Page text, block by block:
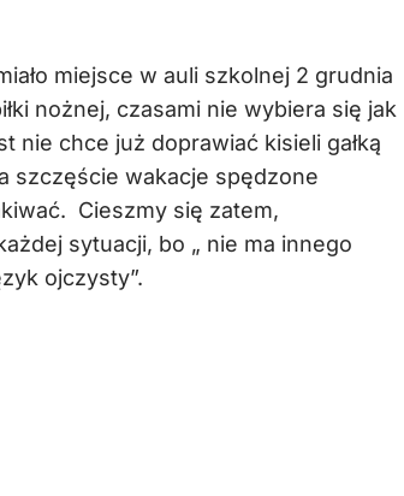
miejsce w auli szkolnej 2 grudnia
nożnej, czasami nie wybiera się jak
nie chce już doprawiać kisieli gałką
szczęście wakacje spędzone
Cieszmy się zatem,
sytuacji, bo „ nie ma innego
ojczysty”.